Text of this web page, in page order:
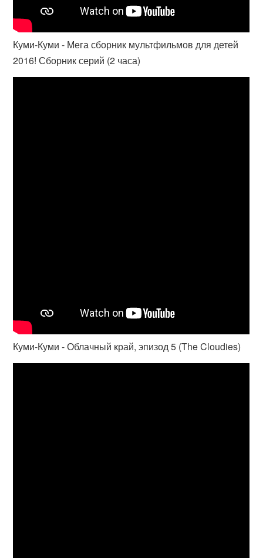
Куми-Куми - Мега сборник мультфильмов для детей
2016! Сборник серий (2 часа)
Куми-Куми - Облачный край, эпизод 5 (The Cloudies)